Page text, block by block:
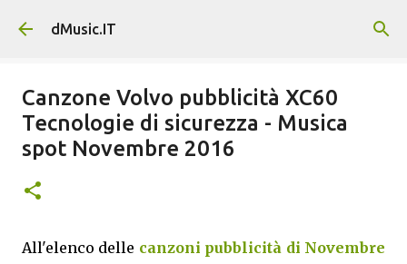
Passa ai contenuti principali
dMusic.IT
Canzone Volvo pubblicità XC60
Tecnologie di sicurezza - Musica
spot Novembre 2016
All'elenco delle canzoni pubblicità di Novembre